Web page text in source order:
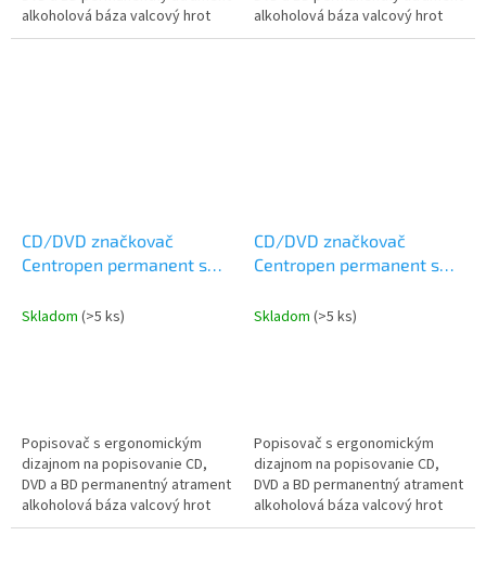
alkoholová báza valcový hrot
stopa 1mm
alkoholová báza valcový hrot
stopa 1mm
CD/DVD značkovač
Centropen permanent s
4606 modrý
Skladom (>5 ks)
Popisovač s ergonomickým
dizajnom na popisovanie CD,
DVD a BD permanentný atrament
alkoholová báza valcový hrot
stopa 1mm
CD/DVD značkovač
Centropen permanent s
4606 zelený
Skladom (>5 ks)
Popisovač s ergonomickým
dizajnom na popisovanie CD,
DVD a BD permanentný atrament
alkoholová báza valcový hrot
stopa 1mm